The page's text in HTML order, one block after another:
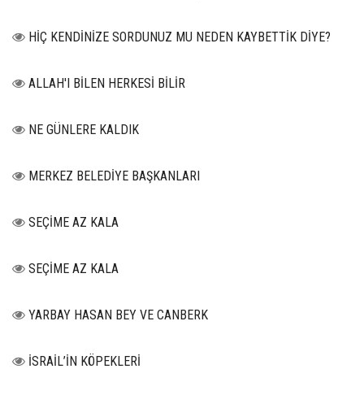
HİÇ KENDİNİZE SORDUNUZ MU NEDEN KAYBETTİK DİYE?
ALLAH'I BİLEN HERKESİ BİLİR
NE GÜNLERE KALDIK
MERKEZ BELEDİYE BAŞKANLARI
SEÇİME AZ KALA
SEÇİME AZ KALA
YARBAY HASAN BEY VE CANBERK
İSRAİL’İN KÖPEKLERİ